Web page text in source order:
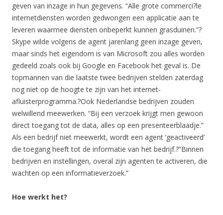
geven van inzage in hun gegevens. “Alle grote commerci?le
internetdiensten worden gedwongen een applicatie aan te
leveren waarmee diensten onbeperkt kunnen grasduinen.”?
Skype wilde volgens de agent jarenlang geen inzage geven,
maar sinds het eigendom is van Microsoft zou alles worden
gedeeld zoals ook bij Google en Facebook het geval is. De
topmannen van die laatste twee bedrijven stelden zaterdag
nog niet op de hoogte te zijn van het internet-
afluisterprogramma.?Ook Nederlandse bedrijven zouden
welwillend meewerken. “Bij een verzoek krijgt men gewoon
direct toegang tot de data, alles op een presenteerblaadje.”
Als een bedrijf niet meewerkt, wordt een agent ‘geactiveerd’
die toegang heeft tot de informatie van het bedrijf.?”Binnen
bedrijven en instellingen, overal zijn agenten te activeren, die
wachten op een informatieverzoek.”
Hoe werkt het?